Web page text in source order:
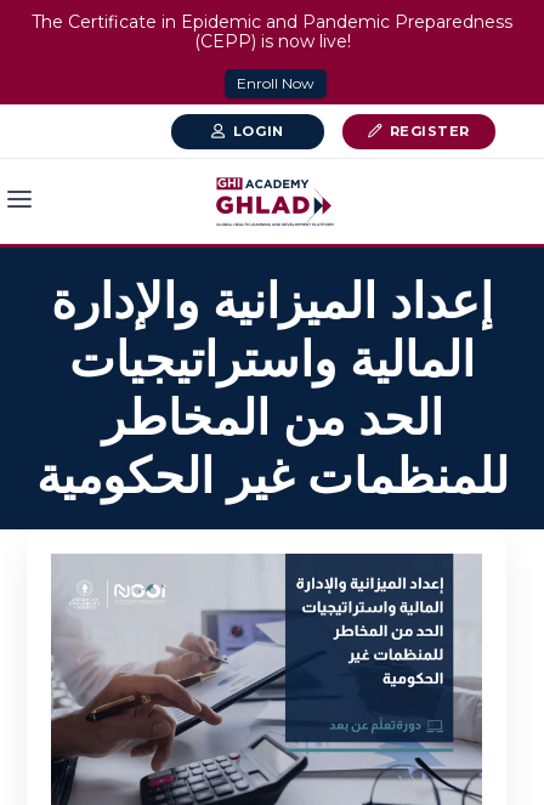
The Certificate in Epidemic and Pandemic Preparedness
(CEPP) is now live!
Enroll Now
LOGIN REGISTER
إعداد الميزانية والإدارة
المالية واستراتيجيات
الحد من المخاطر
للمنظمات غير الحكومية